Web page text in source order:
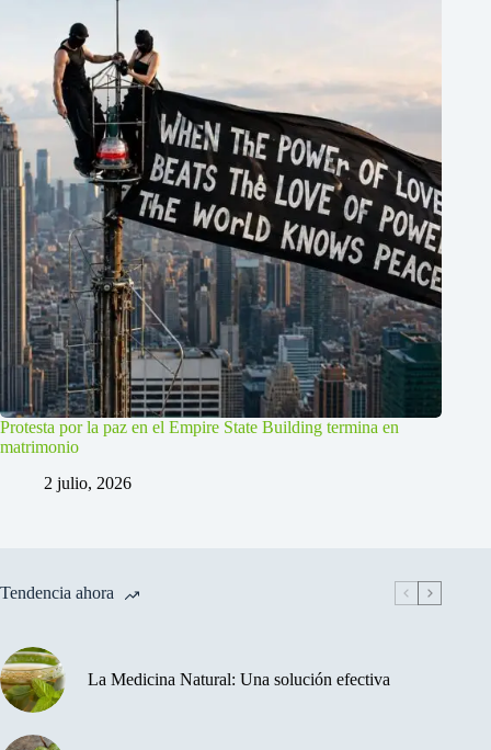
Protesta por la paz en el Empire State Building termina en
matrimonio
2 julio, 2026
Tendencia ahora
La Medicina Natural: Una solución efectiva